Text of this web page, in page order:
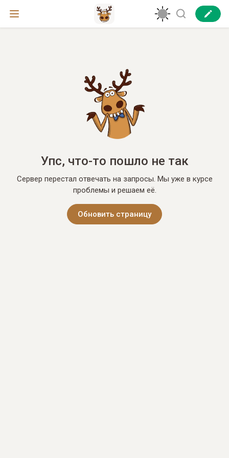
Упс, что-то пошло не так
Сервер перестал отвечать на запросы. Мы уже в курсе
проблемы и решаем её.
Обновить страницу